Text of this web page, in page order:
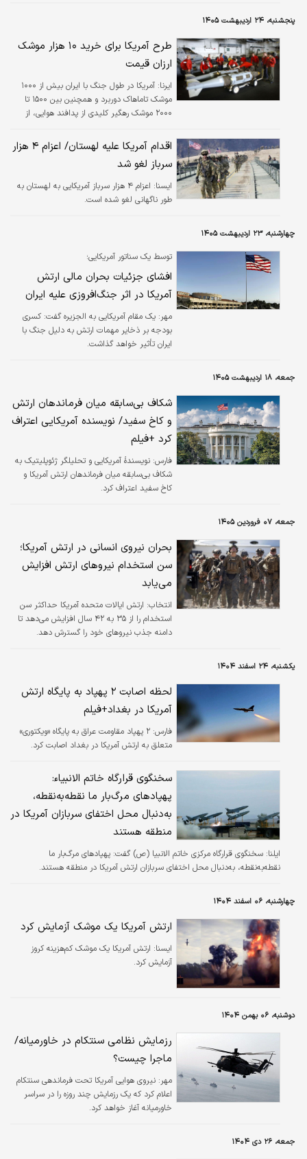
پنجشنبه، ۲۴ اردیبهشت ۱۴۰۵
طرح آمریکا برای خرید ۱۰ هزار موشک
ارزان قیمت
ایرنا:
آمریکا در طول جنگ با ایران بیش از ۱۰۰۰
موشک تاماهاک دوربرد و همچنین بین ۱۵۰۰ تا
۲۰۰۰ موشک رهگیر کلیدی از پدافند هوایی، از
اقدام آمریکا علیه لهستان/ اعزام ۴ هزار
سرباز لغو شد
ایسنا:
اعزام ۴ هزار سرباز آمریکایی به لهستان به
طور ناگهانی لغو شده است.
چهارشنبه، ۲۳ اردیبهشت ۱۴۰۵
توسط یک سناتور آمریکایی؛
افشای جزئیات بحران مالی ارتش
آمریکا در اثر جنگ‌افروزی علیه ایران
مهر: یک مقام آمریکایی به الجزیره گفت: کسری
بودجه بر ذخایر مهمات ارتش به دلیل جنگ با
ایران تأثیر خواهد گذاشت.
جمعه، ۱۸ اردیبهشت ۱۴۰۵
شکاف بی‌سابقه میان فرماندهان ارتش
و کاخ سفید/ نویسنده آمریکایی اعتراف
کرد +فیلم
فارس: نویسندهٔ آمریکایی و تحلیلگر ژئوپلیتیک به
شکاف بی‌سابقه میان فرماندهان ارتش آمریکا و
کاخ سفید اعتراف کرد.
جمعه، ۰۷ فروردین ۱۴۰۵
بحران نیروی انسانی در ارتش آمریکا؛
سن استخدام نیروهای ارتش افزایش
می‌یابد
انتخاب: ارتش ایالات متحده آمریکا حداکثر سن
استخدام را از ۳۵ به ۴۲ سال افزایش می‌دهد تا
دامنه جذب نیروهای خود را گسترش دهد.
یکشنبه، ۲۴ اسفند ۱۴۰۴
لحظه اصابت ۲ پهپاد به پایگاه ارتش
آمریکا در بغداد+فیلم
فارس:
۲ پهپاد مقاومت عراق به پایگاه «ویکتوری»
متعلق به ارتش آمریکا در بغداد اصابت کرد.
سخنگوی قرارگاه خاتم الانبیاء:
پهپادهای مرگ‌بار ما نقطه‌به‌نقطه،
به‌دنبال محل اختفای سربازان آمریکا در
منطقه هستند
ایلنا: سخنگوی قرارگاه مرکزی خاتم الانبیا (ص) گفت: پهپادهای مرگ‌بار ما
نقطه‌به‌نقطه، به‌دنبال محل اختفای سربازان ارتش آمریکا در منطقه هستند.
چهارشنبه، ۰۶ اسفند ۱۴۰۴
ارتش آمریکا یک موشک آزمایش کرد
ایسنا: ارتش آمریکا یک موشک کم‌هزینه کروز
آزمایش کرد.
دوشنبه، ۰۶ بهمن ۱۴۰۴
رزمایش نظامی سنتکام در خاورمیانه/
ماجرا چیست؟
مهر: نیروی هوایی آمریکا تحت فرماندهی سنتکام
اعلام کرد که یک رزمایش چند روزه را در سراسر
خاورمیانه آغاز خواهد کرد.
جمعه، ۲۶ دی ۱۴۰۴